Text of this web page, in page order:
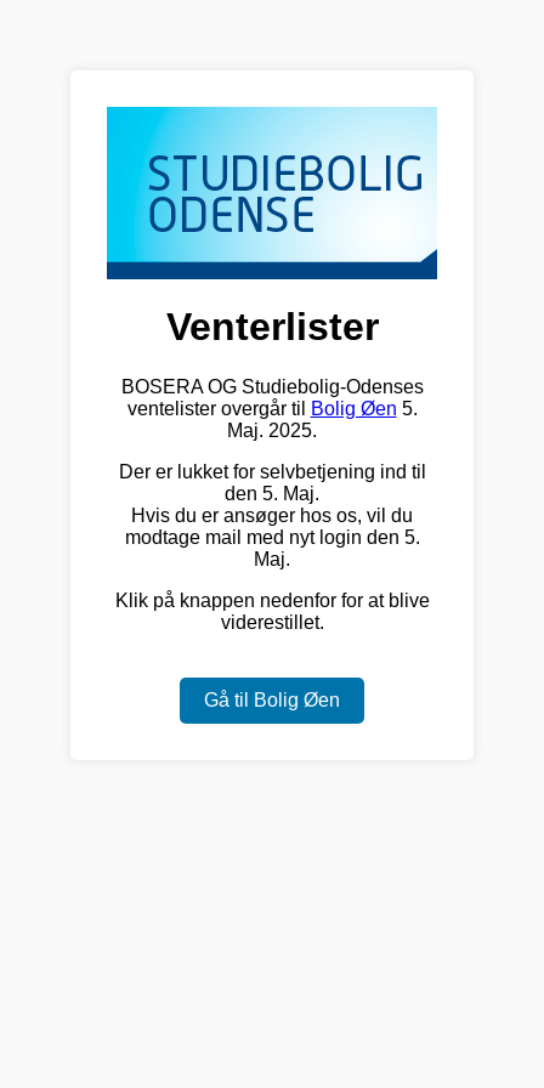
Venterlister
BOSERA OG Studiebolig-Odenses
ventelister overgår til
Bolig Øen 5.
Maj. 2025.
Der er lukket for selvbetjening ind til
den 5. Maj.
Hvis du er ansøger hos os, vil du
modtage mail med nyt login den 5.
Maj.
Klik på knappen nedenfor for at blive
viderestillet.
Gå til Bolig Øen